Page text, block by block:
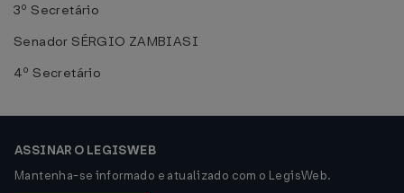
3º Secretário
Senador SÉRGIO ZAMBIASI
4º Secretário
ASSINAR O LEGISWEB
Mantenha-se informado e atualizado com o LegisWeb.